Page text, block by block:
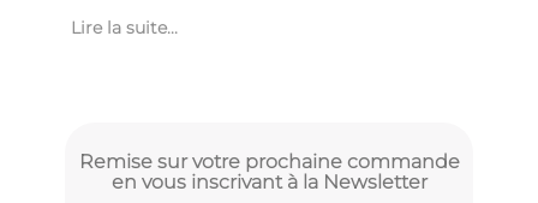
Lire la suite...
Remise sur votre prochaine commande
en vous inscrivant à la Newsletter